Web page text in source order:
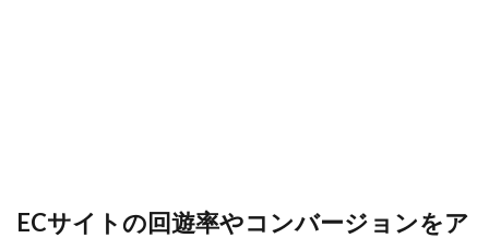
ECサイトの回遊率やコンバージョンをア